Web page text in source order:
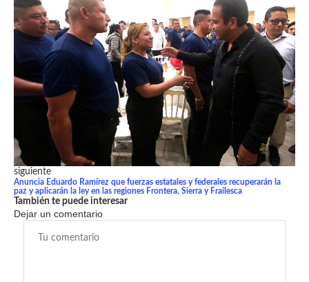
siguiente
Anuncia Eduardo Ramírez que fuerzas estatales y federales recuperarán la
paz y aplicarán la ley en las regiones Frontera, Sierra y Frailesca
También te puede interesar
Dejar un comentario